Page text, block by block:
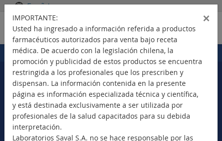
Español
Portada > Productos
Seleccione su país
×
IMPORTANTE:
Usted ha ingresado a información referida a productos
farmacéuticos autorizados para venta bajo receta
médica. De acuerdo con la legislación chilena, la
promoción y publicidad de estos productos se encuentra
restringida a los profesionales que los prescriben y
dispensan. La información contenida en la presente
página es información especializada técnica y científica,
y está destinada exclusivamente a ser utilizada por
profesionales de la salud capacitados para su debida
interpretación.
Laboratorios Saval S.A. no se hace responsable por las